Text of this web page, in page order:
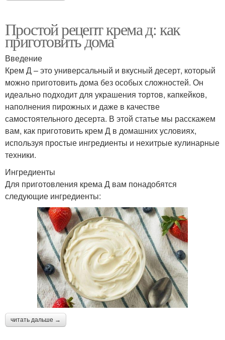
Простой рецепт крема д: как
приготовить дома
Введение
Крем Д – это универсальный и вкусный десерт, который
можно приготовить дома без особых сложностей. Он
идеально подходит для украшения тортов, капкейков,
наполнения пирожных и даже в качестве
самостоятельного десерта. В этой статье мы расскажем
вам, как приготовить крем Д в домашних условиях,
используя простые ингредиенты и нехитрые кулинарные
техники.
Ингредиенты
Для приготовления крема Д вам понадобятся
следующие ингредиенты:
читать дальше →